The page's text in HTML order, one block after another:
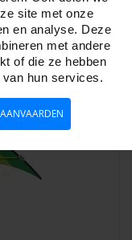
site met onze
en analyse. Deze
met andere
of die ze hebben
hun services.
AANVAARDEN